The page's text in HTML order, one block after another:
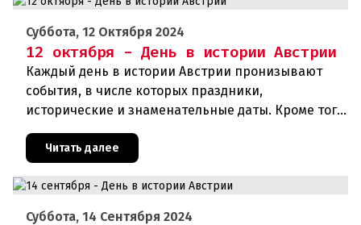
Суббота, 12 Октября 2024
12 октября - День в истории Австрии
Каждый день в истории Австрии пронизывают
события, в числе которых праздники,
исторические и знаменательные даты. Кроме того,
дни рождения различных деятелей страны, а
также дни их смерти. Что же прои
Читать далее
Суббота, 14 Сентября 2024